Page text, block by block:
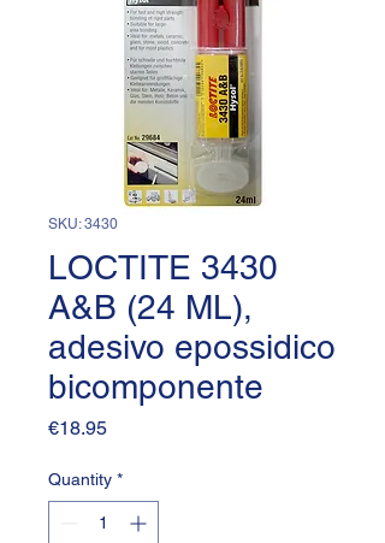
SKU: 3430
LOCTITE 3430
A&B (24 ML),
adesivo epossidico
bicomponente
€18.95Price
Quantity *